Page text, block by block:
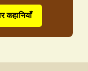
कहानियाँ